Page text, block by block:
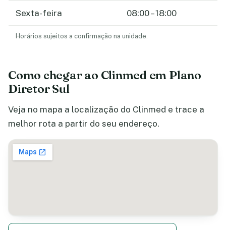
Sexta-feira 08:00 – 18:00
Horários sujeitos a confirmação na unidade.
Como chegar ao Clinmed em Plano
Diretor Sul
Veja no mapa a localização do Clinmed e trace a
melhor rota a partir do seu endereço.